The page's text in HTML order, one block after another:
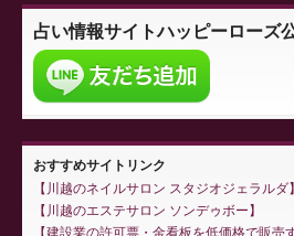
占い情報サイトハッピーローズ
おすすめサイトリンク
川越のネイルサロン スタジオジェラルダ
川越のエステサロン ソンデゥボー
建設業の許可票・金看板を低価格で販売